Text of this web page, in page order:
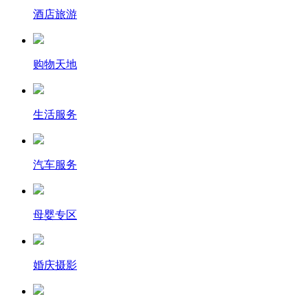
酒店旅游
购物天地
生活服务
汽车服务
母婴专区
婚庆摄影